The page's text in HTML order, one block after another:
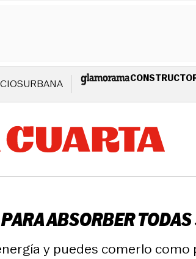
URBANA
ABSORBER
y puedes comerlo